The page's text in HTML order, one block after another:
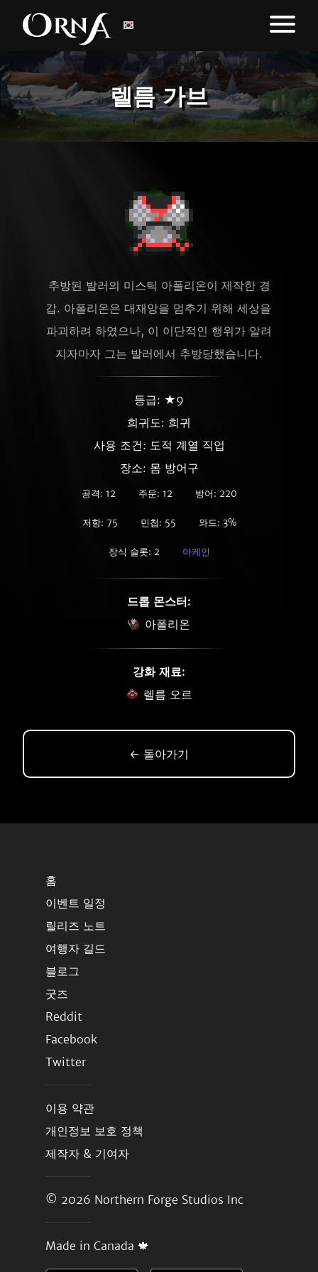
렐름 가브
추방된 발러의 미스틱 아폴리온이 제작한 경
갑. 아폴리온은 대재앙을 멈추기 위해 세상을
파괴하려 하였으나, 이 이단적인 행위가 알려
지자마자 그는 발러에서 추방당했습니다.
등급: ★9
희귀도: 희귀
사용 조건: 도적 계열 직업
장소: 몸 방어구
공격: 12 주문: 12 방어: 220
저항: 75 민첩: 55 와드: 3%
장식 슬롯: 2 아케인
드롭 몬스터:
아폴리온
강화 재료:
렐름 오르
← 돌아가기
홈
이벤트 일정
릴리즈 노트
여행자 길드
블로그
굿즈
Reddit
Facebook
Twitter
이용 약관
개인정보 보호 정책
제작자 & 기여자
© 2026 Northern Forge Studios Inc
Made in Canada 🍁